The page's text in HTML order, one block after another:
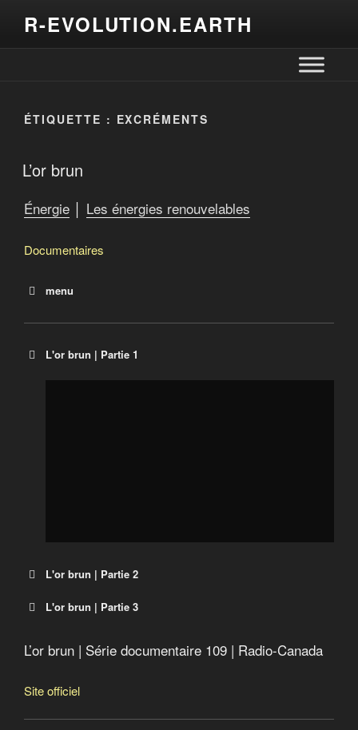
R-EVOLUTION.EARTH
ÉTIQUETTE : EXCRÉMENTS
L’or brun
Énergie │ Les énergies renouvelables
Documentaires
menu
L’or brun
L'or brun | Partie 1
L'or brun | Partie 2
L'or brun | Partie 3
L’or brun | Série documentaire 109 | Radio-Canada
Site officiel